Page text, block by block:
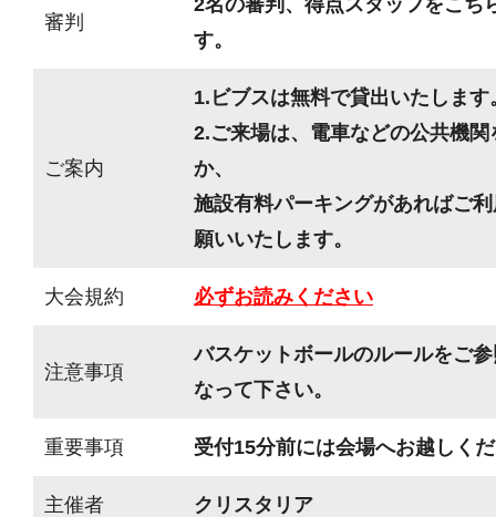
審判
す。
ご案内
1.ビブスは無料で貸出いたします
2.ご来場は、電車などの公共機
か、
施設有料パーキングがあればご
願いいたします。
大会規約 必ずお読みください
注意事項
バスケットボールのルールをご
なって下さい。
重要事項 受付15分前には会場へお越しく
主催者 クリスタリア